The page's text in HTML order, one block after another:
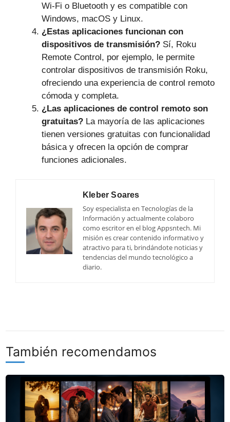
Wi-Fi o Bluetooth y es compatible con
Windows, macOS y Linux.
¿Estas aplicaciones funcionan con
dispositivos de transmisión? Sí, Roku
Remote Control, por ejemplo, le permite
controlar dispositivos de transmisión Roku,
ofreciendo una experiencia de control remoto
cómoda y completa.
¿Las aplicaciones de control remoto son
gratuitas? La mayoría de las aplicaciones
tienen versiones gratuitas con funcionalidad
básica y ofrecen la opción de comprar
funciones adicionales.
Kleber Soares
Soy especialista en Tecnologías de la
Información y actualmente colaboro
como escritor en el blog Appsntech. Mi
misión es crear contenido informativo y
atractivo para ti, brindándote noticias y
tendencias del mundo tecnológico a
diario.
También recomendamos